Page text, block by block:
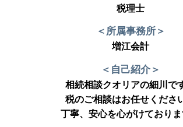
税理士
＜所属事務所＞
増江会計
＜自己紹介＞
相続相談クオリアの細川で
税のご相談はお任せくださ
丁寧、安心を心がけておりま